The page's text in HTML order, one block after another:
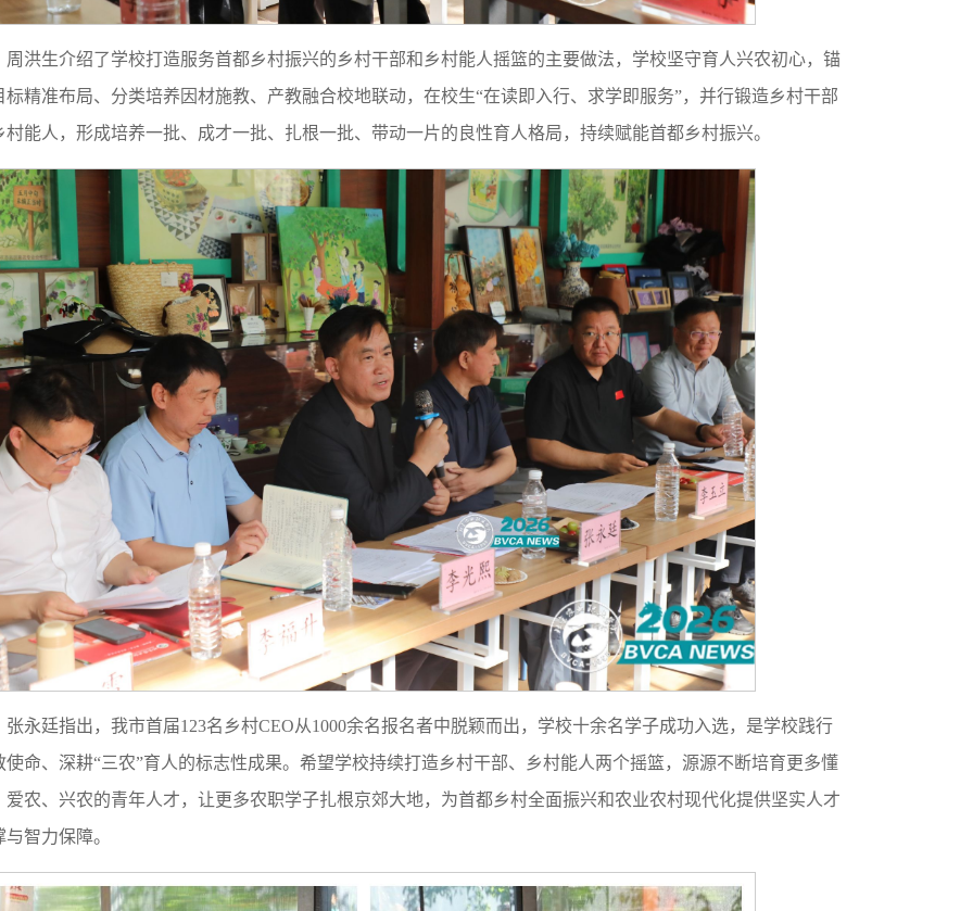
周洪生介绍了学校打造服务首都乡村振兴的乡村干部和乡村能人摇篮的主要做法，学校坚守育人兴农初心，锚
标精准布局、分类培养因材施教、产教融合校地联动，在校生“在读即入行、求学即服务”，并行锻造乡村干部
村能人，形成培养一批、成才一批、扎根一批、带动一片的良性育人格局，持续赋能首都乡村振兴。
张永廷指出，我市首届123名乡村CEO从1000余名报名者中脱颖而出，学校十余名学子成功入选，是学校践行
使命、深耕“三农”育人的标志性成果。希望学校持续打造乡村干部、乡村能人两个摇篮，源源不断培育更多懂
爱农、兴农的青年人才，让更多农职学子扎根京郊大地，为首都乡村全面振兴和农业农村现代化提供坚实人才
与智力保障。